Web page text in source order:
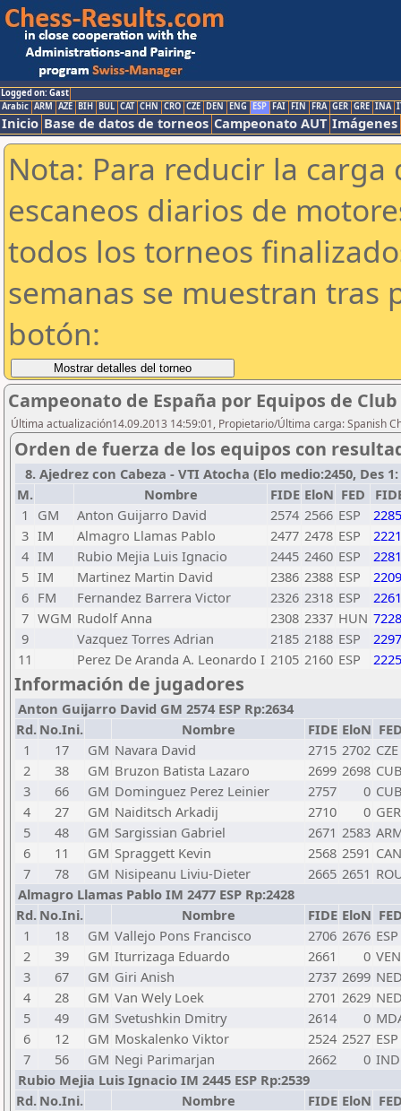
Logged on: Gast
Arabic ARM AZE BIH BUL CAT CHN CRO CZE DEN ENG ESP FAI FIN FRA GER GRE INA
Inicio Base de datos de torneos Campeonato AUT Imágenes
Nota: Para reducir la
escaneos diarios de
todos los torneos
semanas se muestran tras
botón:
Campeonato de España por Equipos de Club
Última actualización14.09.2013 14:59:01, Propietario/Última carga: Spanish
Orden de fuerza de los equipos con
8. Ajedrez con Cabeza - VTI Atocha (Elo medio:2450, Des 1:
M.
Nombre FIDE EloN FED
1
GM Anton Guijarro David 2574 2566 ESP
3 IM Almagro Llamas Pablo 2477 2478 ESP
4 IM Rubio Mejia Luis Ignacio 2445 2460 ESP
5 IM Martinez Martin David 2386 2388 ESP
6 FM Fernandez Barrera Victor 2326 2318 ESP
7 WGM Rudolf Anna 2308 2337 HUN
9
Vazquez Torres Adrian 2185 2188 ESP
11
Perez De Aranda A. Leonardo I 2105 2160 ESP
Información de jugadores
Anton Guijarro David GM 2574 ESP Rp:2634
Rd. No.Ini. Nombre FIDE EloN
1
17 GM Navara David 2715 2702 CZE
2
38 GM Bruzon Batista Lazaro 2699 2698
3
66 GM Dominguez Perez Leinier 2757 0
4
27 GM Naiditsch Arkadij 2710 0 GER
5
48 GM Sargissian Gabriel 2671 2583
6
11 GM Spraggett Kevin 2568 2591 CAN
7
78 GM Nisipeanu Liviu-Dieter 2665 2651
Almagro Llamas Pablo IM 2477 ESP Rp:2428
Rd. No.Ini. Nombre FIDE EloN
1
18 GM Vallejo Pons Francisco 2706 2676 ESP
2
39 GM Iturrizaga Eduardo 2661 0 VEN
3
67 GM Giri Anish 2737 2699
4
28 GM Van Wely Loek 2701 2629
5
49 GM Svetushkin Dmitry 2614 0
6
12 GM Moskalenko Viktor 2524 2527 ESP
7
56 GM Negi Parimarjan 2662 0 IND
Rubio Mejia Luis Ignacio IM 2445 ESP Rp:2539
Rd. No.Ini. Nombre FIDE EloN